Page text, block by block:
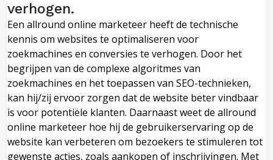
verhogen.
Een allround online marketeer heeft de technische
kennis om websites te optimaliseren voor
zoekmachines en conversies te verhogen. Door het
begrijpen van de complexe algoritmes van
zoekmachines en het toepassen van SEO-technieken,
kan hij/zij ervoor zorgen dat de website beter vindbaar
is voor potentiële klanten. Daarnaast weet de allround
online marketeer hoe hij de gebruikerservaring op de
website kan verbeteren om bezoekers te stimuleren tot
gewenste acties, zoals aankopen of inschrijvingen. Met